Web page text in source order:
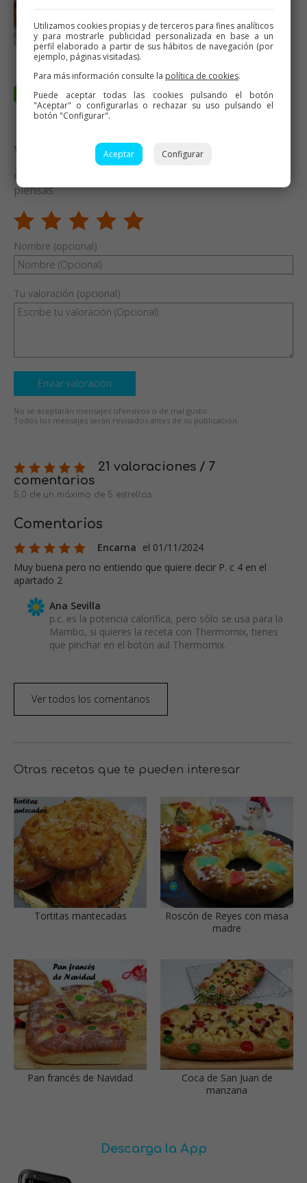
Valora esta receta
¿Te ha gustado esta receta? Valórala y dime qué
piensas
Nombre (opcional)
Tu valoración (opcional)
Enviar valoración
No se aceptarán mensajes ofensivos o de mal gusto.
Todos los mensajes serán revisados antes de su publicación.
21 valoraciones / 7
comentarios
5,0 de un máximo de 5 estrellas
Comentarios
Encarna el 01/11/2024
Muy buena pero no entiendo que quiere decir P. c 4 en el
apartado 2
Ana Sevilla
p.c. es la potencia calorífica, pero sólo se usa para la
Mambo, si quieres la receta con Thermomix, tienes
que pinchar en el botón aul Thermomix.
Ver todos los comentarios
Otras recetas que te pueden interesar
Tortitas mantecadas
Roscón de Reyes con masa
madre
Pan francés de Navidad
Coca de San Juan de
manzana
Descarga la App
Utilizamos cookies propias y de terceros para fines analíticos
y para mostrarle publicidad personalizada en base a un
perfil elaborado a partir de sus hábitos de navegación (por
ejemplo, páginas visitadas).
Para más información consulte la política de cookies.
Puede aceptar todas las cookies pulsando el botón
"Aceptar" o configurarlas o rechazar su uso pulsando el
botón "Configurar".
Aceptar Configurar